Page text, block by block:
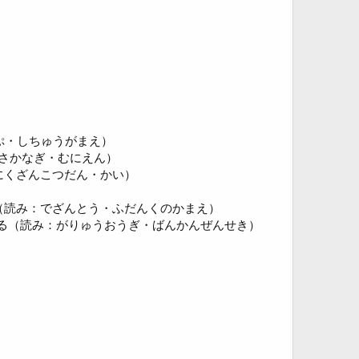
しちゅうがまえ）
なぎ・むにえん）
ざんこつだん・かい）
み：でざんとう・ふだんくのかまえ）
読み：がりゅうおうぎ・ばんかんぜんせき）